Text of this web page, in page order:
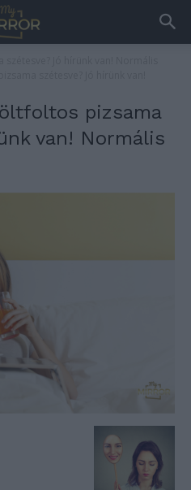
pizsama
van! Normális